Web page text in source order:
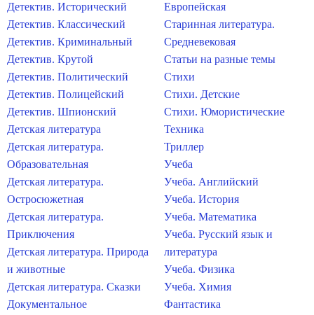
Детектив. Исторический
Детектив. Классический
Детектив. Криминальный
Детектив. Крутой
Детектив. Политический
Детектив. Полицейский
Детектив. Шпионский
Детская литература
Детская литература.
Образовательная
Детская литература.
Остросюжетная
Детская литература.
Приключения
Детская литература. Природа
и животные
Детская литература. Сказки
Документальное
Европейская
Старинная литература.
Средневековая
Статьи на разные темы
Стихи
Стихи. Детские
Стихи. Юмористические
Техника
Триллер
Учеба
Учеба. Английский
Учеба. История
Учеба. Математика
Учеба. Русский язык и
литература
Учеба. Физика
Учеба. Химия
Фантастика